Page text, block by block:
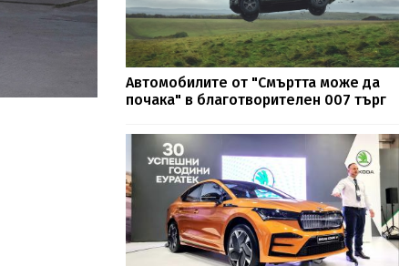
Автомобилите от "Смъртта може да
почака" в благотворителен 007 търг